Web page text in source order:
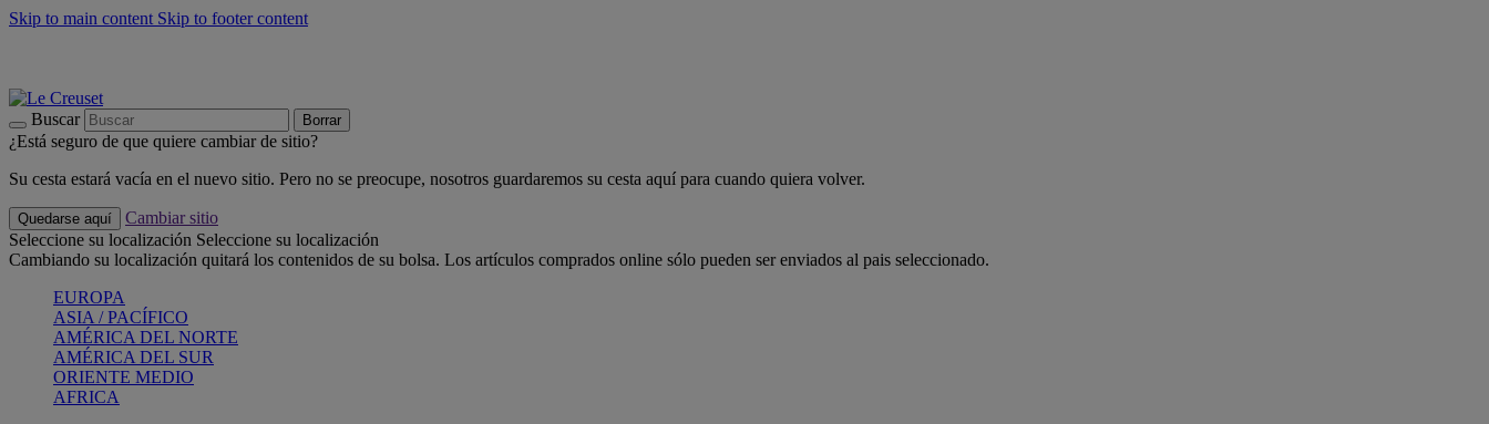
Skip to main content Skip to footer content
Buscar Borrar
¿Está seguro de que quiere cambiar de sitio?
Su cesta estará vacía en el nuevo sitio. Pero no se preocupe, nosotros guardaremos su cesta aquí para cuando quiera volver.
Quedarse aquí
Cambiar sitio
Seleccione su localización Seleccione su localización
Cambiando su localización quitará los contenidos de su bolsa. Los artículos comprados online sólo pueden ser enviados al pais seleccionado.
EUROPA
ASIA / PACÍFICO
AMÉRICA DEL NORTE
AMÉRICA DEL SUR
ORIENTE MEDIO
AFRICA